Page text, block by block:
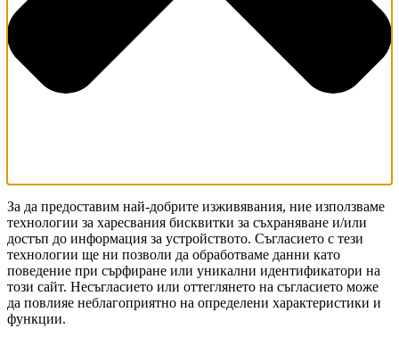
За да предоставим най-добрите изживявания, ние използваме
технологии за харесвания бисквитки за съхраняване и/или
достъп до информация за устройството. Съгласието с тези
технологии ще ни позволи да обработваме данни като
поведение при сърфиране или уникални идентификатори на
този сайт. Несъгласието или оттеглянето на съгласието може
да повлияе неблагоприятно на определени характеристики и
функции.